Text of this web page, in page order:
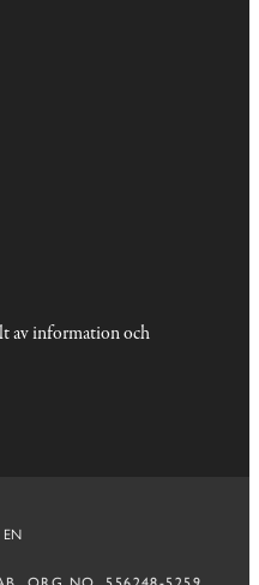
av information och
EN